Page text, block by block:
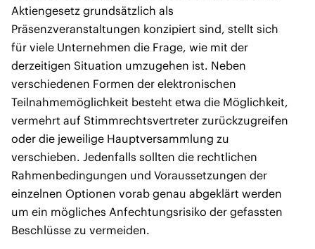
Aktiengesetz grundsätzlich als
Präsenzveranstaltungen konzipiert sind, stellt sich
für viele Unternehmen die Frage, wie mit der
derzeitigen Situation umzugehen ist. Neben
verschiedenen Formen der elektronischen
Teilnahmemöglichkeit besteht etwa die Möglichkeit,
vermehrt auf Stimmrechtsvertreter zurückzugreifen
oder die jeweilige Hauptversammlung zu
verschieben. Jedenfalls sollten die rechtlichen
Rahmenbedingungen und Voraussetzungen der
einzelnen Optionen vorab genau abgeklärt werden
um ein mögliches Anfechtungsrisiko der gefassten
Beschlüsse zu vermeiden.